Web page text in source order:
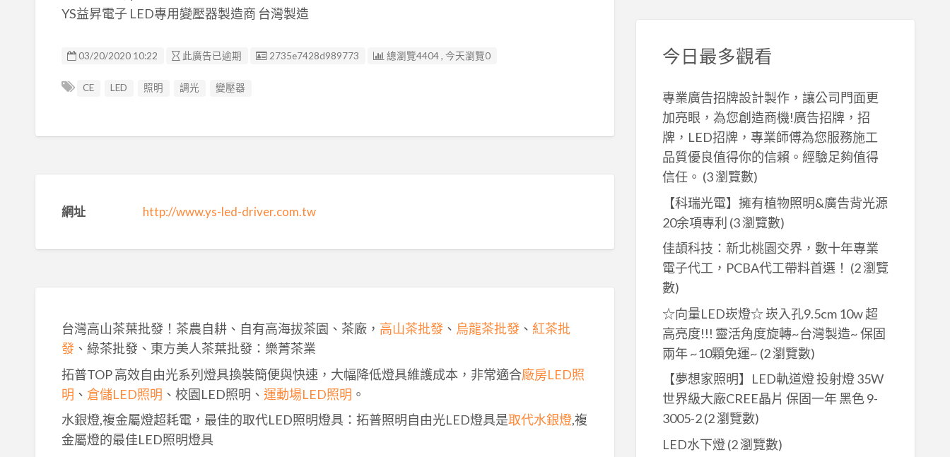
YS益昇電子 LED專用變壓器製造商 台灣製造
03/20/2020 10:22 此廣告已逾期 廣告编號
2735e7428d989773 總瀏覽4404 , 今天瀏覽0
CE LED 照明 調光 變壓器
網址 http://www.ys-led-driver.com.tw
台灣高山茶葉批發！茶農自耕、自有高海拔茶園、茶廠， 高山茶批發、 烏龍茶批發、 紅茶批
發、綠茶批發、東方美人茶葉批發：樂菁茶業
拓普TOP 高效自由光系列燈具換裝簡便與快速，大幅降低燈具維護成本，非常適合廠房LED照
明 、 倉儲LED照明 、校園LED照明、 運動場LED照明 。
水銀燈,複金屬燈超耗電，最佳的取代LED照明燈具：拓普照明自由光LED燈具是取代水銀燈,複
金屬燈的最佳LED照明燈具
今日最多觀看
專業廣告招牌設計製作，讓公司門面更
加亮眼，為您創造商機!廣告招牌，招
牌，LED招牌，專業師傅為您服務施工
品質優良值得你的信賴。經驗足夠值得
信任。 (3 瀏覽數)
【科瑞光電】擁有植物照明&廣告背光源
20余項專利 (3 瀏覽數)
佳頡科技：新北桃園交界，數十年專業
電子代工，PCBA代工帶料首選！ (2 瀏覽
數)
☆向量LED崁燈☆ 崁入孔9.5cm 10w 超
高亮度!!! 靈活角度旋轉~台灣製造~ 保固
兩年 ~10顆免運~ (2 瀏覽數)
【夢想家照明】LED軌道燈 投射燈 35W
世界級大廠CREE晶片 保固一年 黑色 9-
3005-2(2 瀏覽數)
LED水下燈(2 瀏覽數)